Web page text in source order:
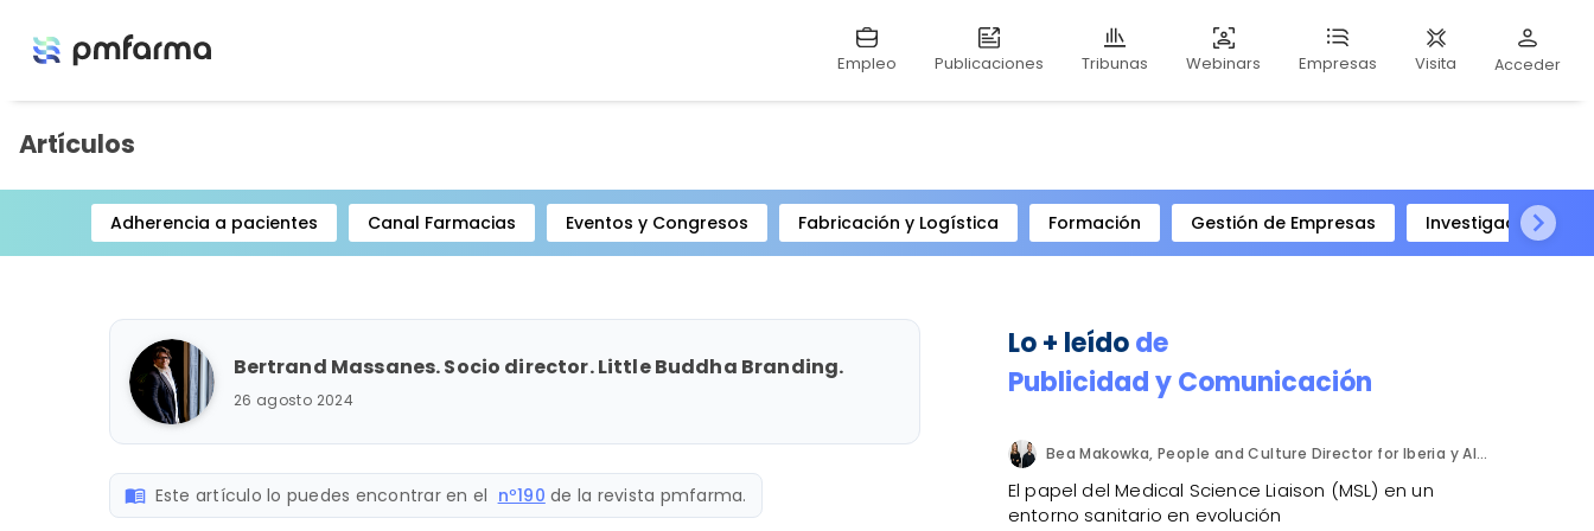
Empleo Publicaciones Tribunas Webinars Empresas Visita Acceder
Artículos
Adherencia a pacientes Canal Farmacias Eventos y Congresos Fabricación y Logística Formación Gestión de Empresas
Investigación
Item
Bertrand Massanes. Socio director. Little Buddha Branding.
26 agosto 2024
menu_book Este artículo lo puedes encontrar en el nº190 de la revista pmfarma.
Lo + leídode
Publicidad y Comunicación
Bea Makowka, People and Culture Director for Iberia y Alberto Municio, Talent Seach Solutions Lead for Iberia. Inizio Engage.
El papel del Medical Science Liaison (MSL) en un
entorno sanitario en evolución